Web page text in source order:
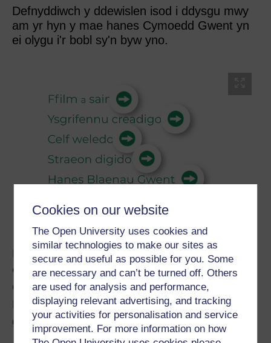
Cookies on our website
The Open University uses cookies and
similar technologies to make our sites as
secure and useful as possible for you. Some
are necessary and can’t be turned off. Others
are used for analysis and performance,
displaying relevant advertising, and tracking
your activities for personalisation and service
improvement. For more information on how
Defnyddiwch y ddewislen isod i ddysgu mwy
am yr hyn y mae hanes Cymoedd Gwent yn
ei olygu i'r bobl sy'n byw yno.
Prosiect cydweithredol rhwng Grŵp
Cymunedol Aberbîg, Cymdeithas Tai Linc
Cymru a'r Brifysgol Agored yng Nghymru yw
Blaenau Gwent REACH, a chaiff ei ariannu
gan Ymchwil ac Arloesi yn y DU.